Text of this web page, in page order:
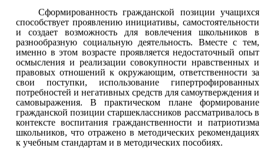
Сформированность гражданской позиции учащихся
способствует проявлению инициативы, самостоятельности
и создает возможность для вовлечения школьников в
разнообразную социальную деятельность. Вместе с тем,
именно в этом возрасте проявляется недостаточный опыт
осмысления и реализации совокупности нравственных и
правовых отношений к окружающим, ответственности за
свои поступки, использование гипертрофированных
потребностей и негативных средств для самоутверждения и
самовыражения. В практическом плане формирование
гражданской позиции старшеклассников рассматривалось в
контексте воспитания гражданственности и патриотизма
школьников, что отражено в методических рекомендациях
к учебным стандартам и в методических пособиях.